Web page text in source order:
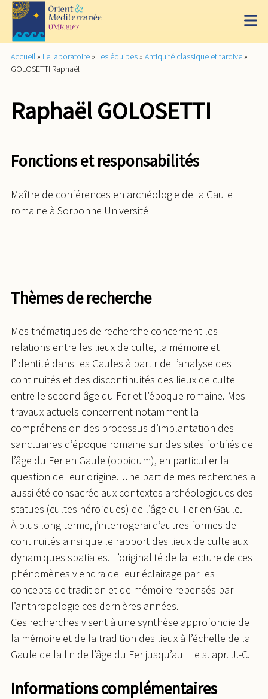
Accueil » Le laboratoire » Les équipes » Antiquité classique et tardive »
GOLOSETTI Raphaël
Raphaël GOLOSETTI
Fonctions et responsabilités
Maître de conférences en archéologie de la Gaule
romaine à Sorbonne Université
Thèmes de recherche
Mes thématiques de recherche concernent les
relations entre les lieux de culte, la mémoire et
l’identité dans les Gaules à partir de l’analyse des
continuités et des discontinuités des lieux de culte
entre le second âge du Fer et l’époque romaine. Mes
travaux actuels concernent notamment la
compréhension des processus d’implantation des
sanctuaires d’époque romaine sur des sites fortifiés de
l’âge du Fer en Gaule (oppidum), en particulier la
question de leur origine. Une part de mes recherches a
aussi été consacrée aux contextes archéologiques des
statues (cultes héroïques) de l’âge du Fer en Gaule.
À plus long terme, j’interrogerai d’autres formes de
continuités ainsi que le rapport des lieux de culte aux
dynamiques spatiales. L’originalité de la lecture de ces
phénomènes viendra de leur éclairage par les
concepts de tradition et de mémoire repensés par
l’anthropologie ces dernières années.
Ces recherches visent à une synthèse approfondie de
la mémoire et de la tradition des lieux à l’échelle de la
Gaule de la fin de l’âge du Fer jusqu’au IIIe s. apr. J.-C.
Informations complémentaires